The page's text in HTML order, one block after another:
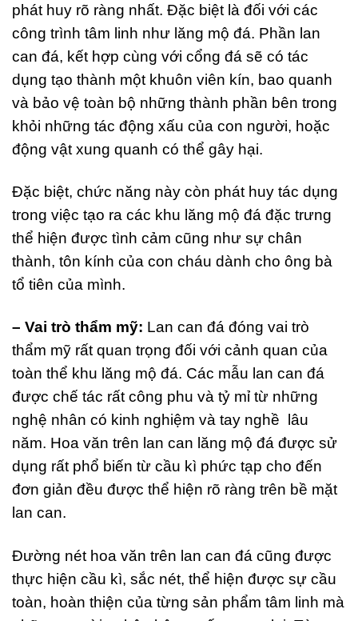
phát huy rõ ràng nhất. Đặc biệt là đối với các
công trình tâm linh như lăng mộ đá. Phần lan
can đá, kết hợp cùng với cổng đá sẽ có tác
dụng tạo thành một khuôn viên kín, bao quanh
và bảo vệ toàn bộ những thành phần bên trong
khỏi những tác động xấu của con người, hoặc
động vật xung quanh có thể gây hại.
Đặc biệt, chức năng này còn phát huy tác dụng
trong việc tạo ra các khu lăng mộ đá đặc trưng
thể hiện được tình cảm cũng như sự chân
thành, tôn kính của con cháu dành cho ông bà
tổ tiên của mình.
– Vai trò thẩm mỹ: Lan can đá đóng vai trò
thẩm mỹ rất quan trọng đối với cảnh quan của
toàn thể khu lăng mộ đá. Các mẫu lan can đá
được chế tác rất công phu và tỷ mỉ từ những
nghệ nhân có kinh nghiệm và tay nghề lâu
năm. Hoa văn trên lan can lăng mộ đá được sử
dụng rất phổ biến từ cầu kì phức tạp cho đến
đơn giản đều được thể hiện rõ ràng trên bề mặt
lan can.
Đường nét hoa văn trên lan can đá cũng được
thực hiện cầu kì, sắc nét, thể hiện được sự cầu
toàn, hoàn thiện của từng sản phẩm tâm linh mà